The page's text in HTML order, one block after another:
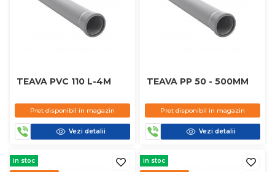
TEAVA PVC 110 L-4M
Pret disponibil in magazin
Vezi detalii
TEAVA PP 50 - 500MM
Pret disponibil in magazin
Vezi detalii
in stoc in stoc